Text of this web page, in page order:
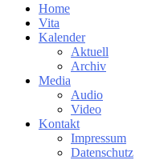
Home
Vita
Kalender
Aktuell
Archiv
Media
Audio
Video
Kontakt
Impressum
Datenschutz